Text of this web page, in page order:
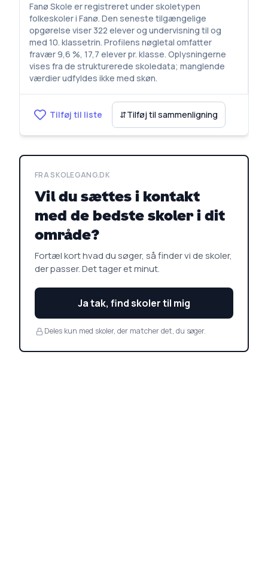
Fanø Skole er registreret under skoletypen
folkeskoler i Fanø. Den seneste tilgængelige
opgørelse viser 322 elever og undervisning til og
med 10. klassetrin. Profilens nøgletal omfatter
fravær 9,6 %, 17,7 elever pr. klasse. Oplysningerne
vises fra de strukturerede skoledata; manglende
værdier udfyldes ikke med skøn.
Tilføj til liste ⇵Tilføj til sammenligning
FRA SKOLEGANG.DK
Vil du sættes i kontakt
med de bedste skoler i dit
område?
Fortæl kort hvad du søger, så finder vi de skoler,
der passer. Det tager et minut.
Ja tak, find skoler til mig
Deles kun med skoler, der matcher det, du søger.